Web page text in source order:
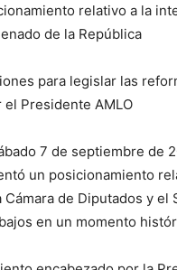
relativo a la
de la República
para legislar las
Presidente AMLO
7 de septiembre de
un posicionamiento
Cámara de Diputados y
en un momento